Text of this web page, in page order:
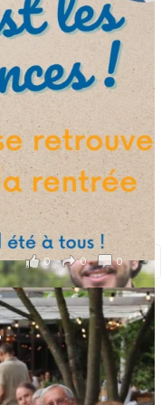
sur Instagram
2026
les générations
l'Isep, investissez pour
!
des bachelors, des
technologique et
pro
0 0 0
vivant / travaillant
convivial de